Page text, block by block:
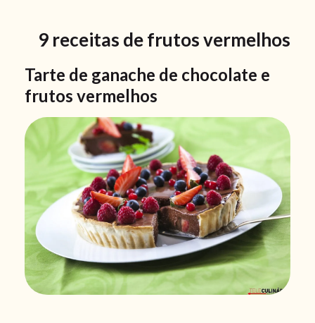
9 receitas de frutos vermelhos
Tarte de ganache de chocolate e
frutos vermelhos